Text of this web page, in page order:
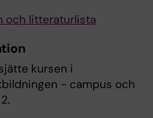
och litteraturlista
kursen i
- campus och